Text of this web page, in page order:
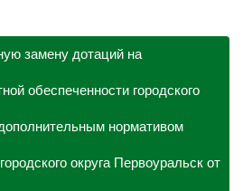
замену дотаций на
обеспеченности городского
нормативом
округа Первоуральск от